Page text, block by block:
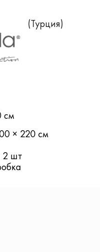
(Турция)
см
× 220 см
2 шт